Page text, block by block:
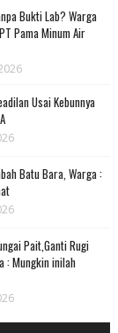
Bukti Lab? Warga
Pama Minum Air
Usai Kebunnya
Batu Bara, Warga :
Pait,Ganti Rugi
: Mungkin inilah